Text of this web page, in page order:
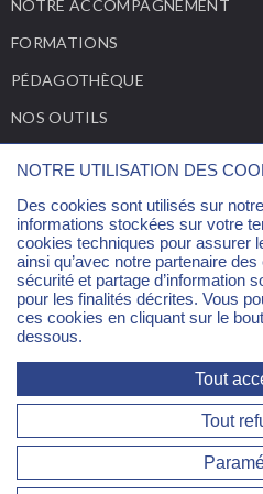
NOTRE UTILISATION DES
Des cookies sont utilisés sur
informations stockées sur votre
cookies techniques pour assurer
ainsi qu’avec notre partenaire
sécurité et partage d’information
pour les finalités décrites. Vous
ces cookies en cliquant sur le
dessous.
Tout
Tout
NOTRE ACCOMPAGNEMENT
FORMATIONS
PÉDAGOTHÈQUE
NOS OUTILS
CONTACT
Email:cip@psl.eu
Support outils:
Copyright
LÉGALES
POLITIQUE DE